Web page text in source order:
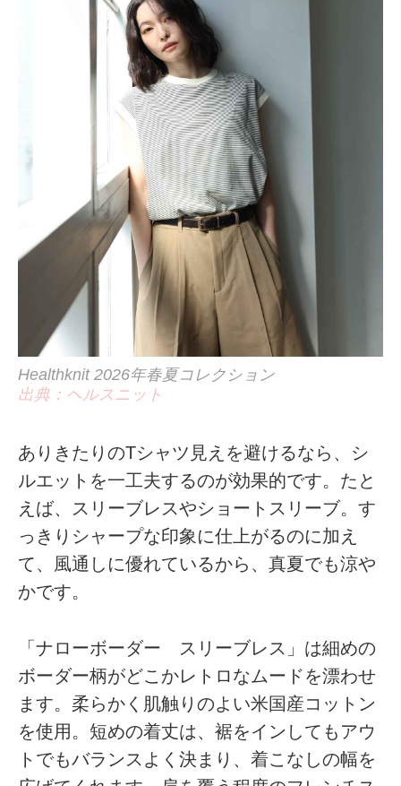
Healthknit 2026年春夏コレクション
出典：ヘルスニット
ありきたりのTシャツ見えを避けるなら、シ
ルエットを一工夫するのが効果的です。たと
えば、スリーブレスやショートスリーブ。す
っきりシャープな印象に仕上がるのに加え
て、風通しに優れているから、真夏でも涼や
かです。
「ナローボーダー スリーブレス」は細めの
ボーダー柄がどこかレトロなムードを漂わせ
ます。柔らかく肌触りのよい米国産コットン
を使用。短めの着丈は、裾をインしてもアウ
トでもバランスよく決まり、着こなしの幅を